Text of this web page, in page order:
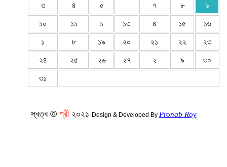
৩ ৪ ৫ ৭ ৮ ৯
১০ ১১ ১ ১৩ ৪ ১৫ ১৬
১ ৮ ১৯ ২০ ২১ ২২ ২৩
২৪ ২৫ ২৬ ২৭ ২ ৯ ৩০
৩১
স্বত্ব ©শ্রী ২০২১ Design & Developed By Pronab Roy